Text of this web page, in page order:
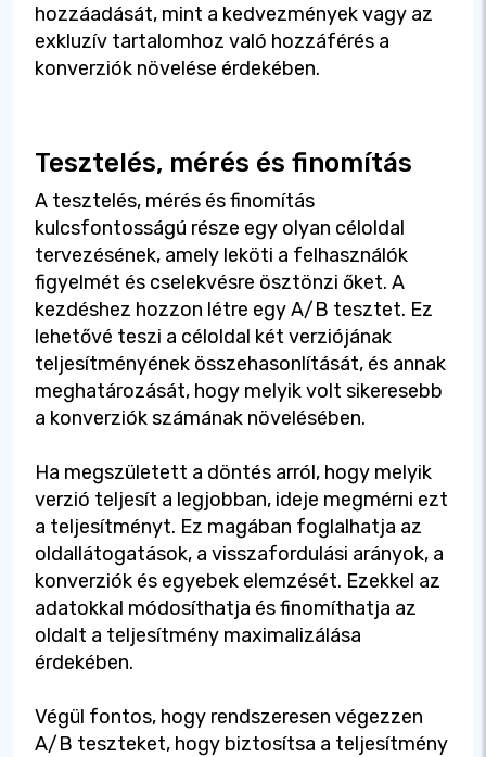
hozzáadását, mint a kedvezmények vagy az
exkluzív tartalomhoz való hozzáférés a
konverziók növelése érdekében.
Tesztelés, mérés és finomítás
A tesztelés, mérés és finomítás
kulcsfontosságú része egy olyan céloldal
tervezésének, amely leköti a felhasználók
figyelmét és cselekvésre ösztönzi őket. A
kezdéshez hozzon létre egy A/B tesztet. Ez
lehetővé teszi a céloldal két verziójának
teljesítményének összehasonlítását, és annak
meghatározását, hogy melyik volt sikeresebb
a konverziók számának növelésében.
Ha megszületett a döntés arról, hogy melyik
verzió teljesít a legjobban, ideje megmérni ezt
a teljesítményt. Ez magában foglalhatja az
oldallátogatások, a visszafordulási arányok, a
konverziók és egyebek elemzését. Ezekkel az
adatokkal módosíthatja és finomíthatja az
oldalt a teljesítmény maximalizálása
érdekében.
Végül fontos, hogy rendszeresen végezzen
A/B teszteket, hogy biztosítsa a teljesítmény